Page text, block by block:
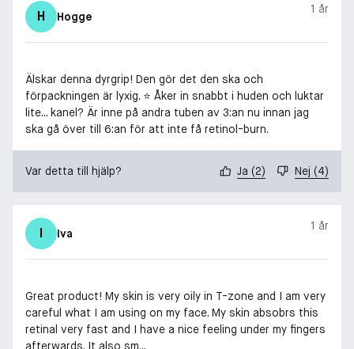
H Hogge
1 år
Älskar denna dyrgrip! Den gör det den ska och
förpackningen är lyxig. ⭐️ Åker in snabbt i huden och luktar
lite... kanel? Är inne på andra tuben av 3:an nu innan jag
ska gå över till 6:an för att inte få retinol-burn.
Var detta till hjälp? Ja (2) Nej (4)
I Iva
1 år
Great product! My skin is very oily in T-zone and I am very
careful what I am using on my face. My skin absobrs this
retinal very fast and I have a nice feeling under my fingers
afterwards. It also sm...